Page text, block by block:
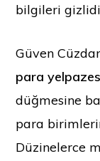
bilgileri
Güven
para
düğmesine
para
Düzinelerce